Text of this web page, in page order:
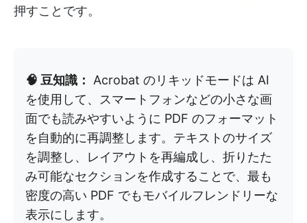
押すことです。
🧠 豆知識：
Acrobat のリキッドモードは AI
を使用して、スマートフォンなどの小さな画
面でも読みやすいように PDF のフォーマット
を自動的に再調整します。テキストのサイズ
を調整し、レイアウトを再編成し、折りたた
み可能なセクションを作成することで、最も
密度の高い PDF でもモバイルフレンドリーな
表示にします。